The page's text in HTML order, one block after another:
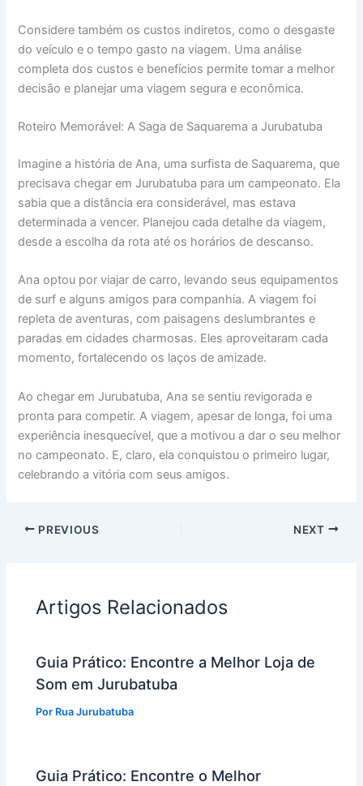
Considere também os custos indiretos, como o desgaste
do veículo e o tempo gasto na viagem. Uma análise
completa dos custos e benefícios permite tomar a melhor
decisão e planejar uma viagem segura e econômica.
Roteiro Memorável: A Saga de Saquarema a Jurubatuba
Imagine a história de Ana, uma surfista de Saquarema, que
precisava chegar em Jurubatuba para um campeonato. Ela
sabia que a distância era considerável, mas estava
determinada a vencer. Planejou cada detalhe da viagem,
desde a escolha da rota até os horários de descanso.
Ana optou por viajar de carro, levando seus equipamentos
de surf e alguns amigos para companhia. A viagem foi
repleta de aventuras, com paisagens deslumbrantes e
paradas em cidades charmosas. Eles aproveitaram cada
momento, fortalecendo os laços de amizade.
Ao chegar em Jurubatuba, Ana se sentiu revigorada e
pronta para competir. A viagem, apesar de longa, foi uma
experiência inesquecível, que a motivou a dar o seu melhor
no campeonato. E, claro, ela conquistou o primeiro lugar,
celebrando a vitória com seus amigos.
PREVIOUS NEXT
Artigos Relacionados
Guia Prático: Encontre a Melhor Loja de
Som em Jurubatuba
Por Rua Jurubatuba
Guia Prático: Encontre o Melhor